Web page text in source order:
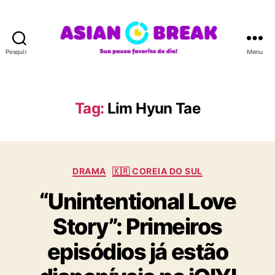
Pesquisar
A
N
R
A
Menu
Tag: Lim Hyun Tae
C
t
e
g
o
r
i
DRAMA 🇰🇷 COREIA DO SUL
“Unintentional Love
Story”: Primeiros
episódios já estão